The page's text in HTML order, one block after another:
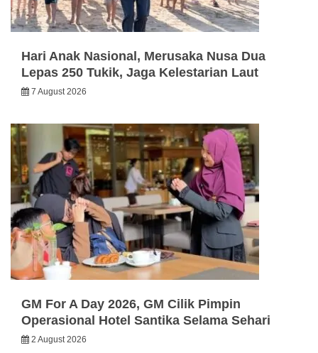
Hari Anak Nasional, Merusaka Nusa Dua
Lepas 250 Tukik, Jaga Kelestarian Laut
7 August 2026
GM For A Day 2026, GM Cilik Pimpin
Operasional Hotel Santika Selama Sehari
2 August 2026